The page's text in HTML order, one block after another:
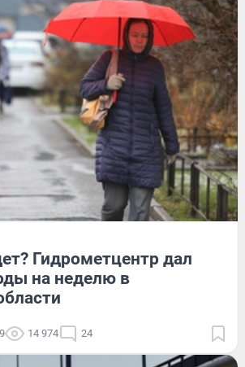
Гидрометцентр дал
на неделю в
14 974 24